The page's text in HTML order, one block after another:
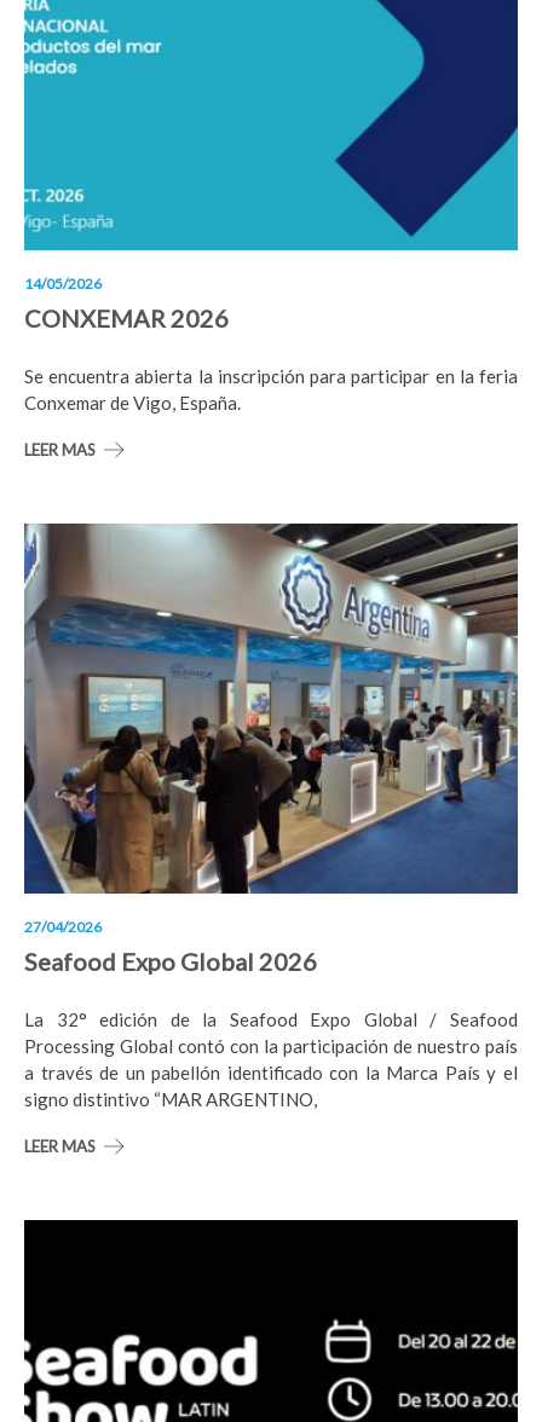
14/05/2026
CONXEMAR 2026
Se encuentra abierta la inscripción para participar en la feria
Conxemar de Vigo, España.
LEER MAS
27/04/2026
Seafood Expo Global 2026
La 32° edición de la Seafood Expo Global / Seafood
Processing Global contó con la participación de nuestro país
a través de un pabellón identificado con la Marca País y el
signo distintivo “MAR ARGENTINO,
LEER MAS